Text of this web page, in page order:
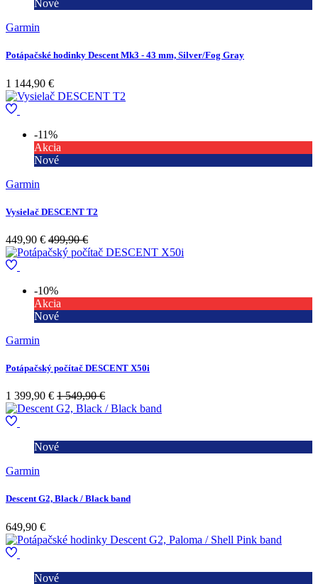
Nové
Garmin
Potápačské hodinky Descent Mk3 - 43 mm, Silver/Fog Gray
1 144,90 €
-11%
Akcia
Nové
Garmin
Vysielač DESCENT T2
449,90 € 499,90 €
-10%
Akcia
Nové
Garmin
Potápačský počítač DESCENT X50i
1 399,90 € 1 549,90 €
Nové
Garmin
Descent G2, Black / Black band
649,90 €
Nové